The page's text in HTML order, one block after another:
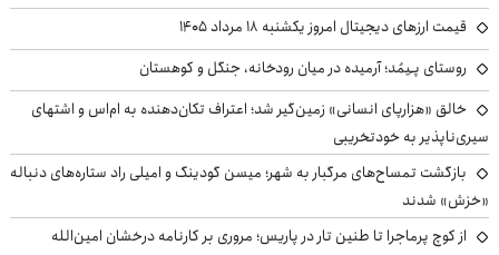
قیمت ارزهای دیجیتال امروز یکشنبه ۱۸ مرداد ۱۴۰۵
روستای پـِیمُد؛ آرمیده در میان رودخانه، جنگل و کوهستان
خالق «هزارپای انسانی» زمین‌گیر شد؛ اعتراف تکان‌دهنده به ام‌اس و اشتهای
سیری‌ناپذیر به خودتخریبی
بازگشت تمساح‌های مرگبار به شهر؛ میسن گودینگ و امیلی راد ستاره‌های دنباله
«خزش» شدند
از کوچ‌ پرماجرا تا طنین تار در پاریس؛ مروری بر کارنامه درخشان امین‌الله